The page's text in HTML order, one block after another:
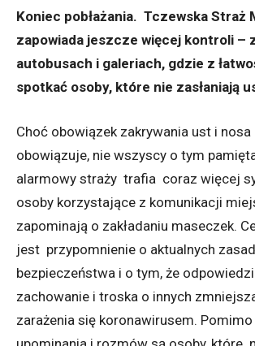
Koniec pobłażania. Tczewska Straż
zapowiada jeszcze więcej kontroli –
autobusach i galeriach, gdzie z
spotkać osoby, które nie zasłaniają
Choć obowiązek zakrywania ust i
obowiązuje, nie wszyscy o tym
alarmowy straży trafia coraz więcej
osoby korzystające z komunikacji
zapominają o zakładaniu maseczek.
jest przypomnienie o aktualnych
bezpieczeństwa i o tym, że
zachowanie i troska o innych
zarażenia się koronawirusem.